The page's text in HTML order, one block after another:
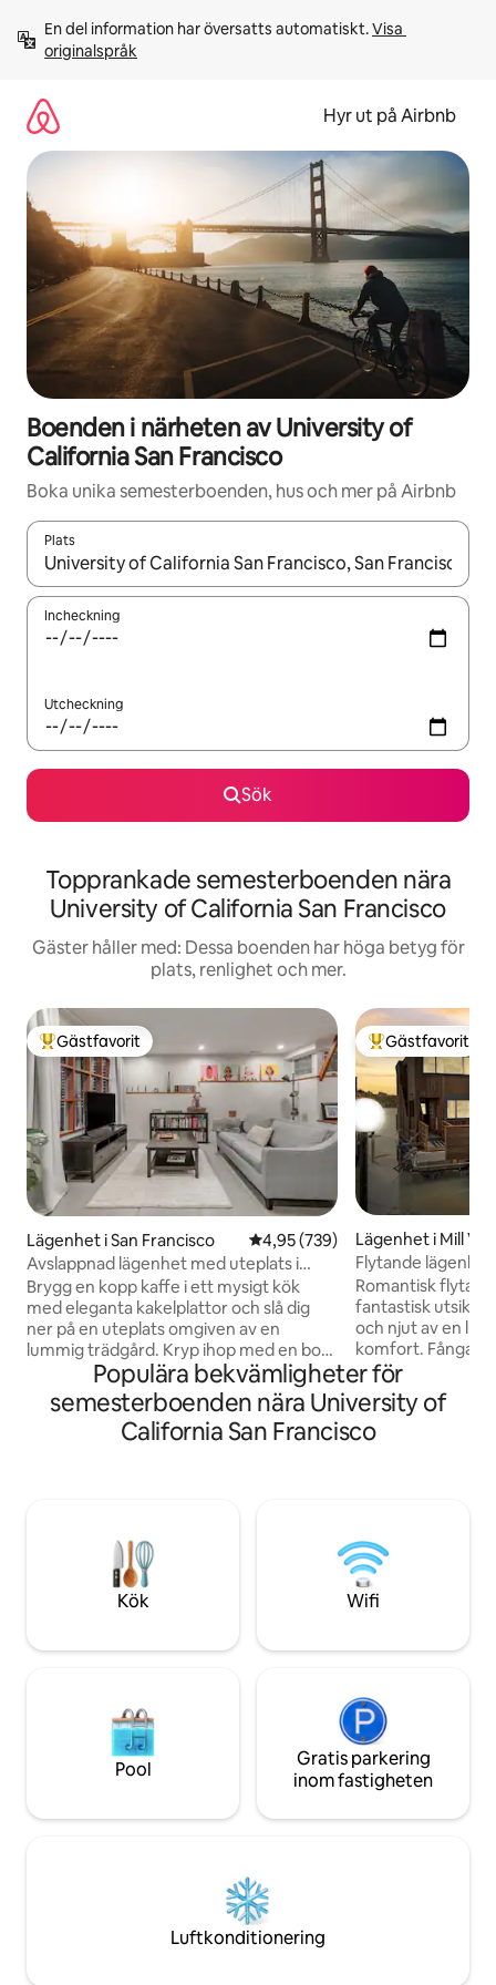
innehåll
En del information har översatts automatiskt. Visa
originalspråk
Hyr ut på Airbnb
Boenden i närheten av University of
California San Francisco
Boka unika semesterboenden, hus och mer på Airbnb
Plats
När resultaten är tillgängliga kan du navigera med upp- och
Incheckning
Utcheckning
Sök
Topprankade semesterboenden nära
University of California San Francisco
Gäster håller med: Dessa boenden har höga betyg för
plats, renlighet och mer.
Populär gästfavorit
Gästfavorit
Lägenhet i San Francisco 4,95 av 5 i genomsnittligt
4,95 (739)
Avslappnad lägenhet med uteplats i
Castro
Brygg en kopp kaffe i ett mysigt kök
med eleganta kakelplattor och slå dig
ner på en uteplats omgiven av en
lummig trädgård. Kryp ihop med en bok
på en modern soffa i ett vardagsrum
med färgglada målningar, en fylld
bokhylla och exponerade träbjälkar.
Enheten är en privat lägenhet under
Sommarköket har en helt ny kvartsbänk,
vacker spansk kakelbacksplash,
dryckkylskåp med frys, mikrovågsugn,
brödrost (för lätt uppvärmning) och en
glasvaror för pizza kväll hemma. Det
händer att det inte ens är roligt! :-)
Gäster är inbjudna att använda det
privata uteplatsutrymmet strax utanför
fullt tillgängligt för alla gäster under
nedervåningen i ett hus i det historiska
grannskapet Castro. Ett livligt nattliv och
restaurangscen ligger några steg bort.
Bege dig till den ikoniska Castro Theatre
Populär
Gästfavorit
Lägenhet i Mill
Flytande
Richardson Bay
Romantisk
fantastisk utsikt
och njut av en
komfort. Fånga
superbekväma
på däck med
och med ett sjö)
Unikt och perfekt
parkering Läs omdömen om denna eller
våra 3 andra
Populära bekvämligheter för
semesterboenden nära University of
California San Francisco
Kök Wifi
Pool
Gratis parkering
inom fastigheten
Luftkonditionering